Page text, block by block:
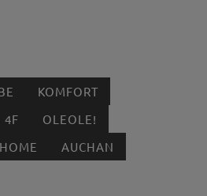
KOMFORT
4F
OLEOLE!
AUCHAN